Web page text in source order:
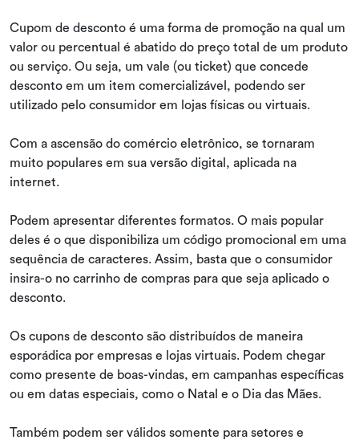
Cupom de desconto é uma forma de promoção na qual um
valor ou percentual é abatido do preço total de um produto
ou serviço. Ou seja, um vale (ou ticket) que concede
desconto em um item comercializável, podendo ser
utilizado pelo consumidor em lojas físicas ou virtuais.
Com a ascensão do comércio eletrônico, se tornaram
muito populares em sua versão digital, aplicada na
internet.
Podem apresentar diferentes formatos. O mais popular
deles é o que disponibiliza um código promocional em uma
sequência de caracteres. Assim, basta que o consumidor
insira-o no carrinho de compras para que seja aplicado o
desconto.
Os cupons de desconto são distribuídos de maneira
esporádica por empresas e lojas virtuais. Podem chegar
como presente de boas-vindas, em campanhas específicas
ou em datas especiais, como o Natal e o Dia das Mães.
Também podem ser válidos somente para setores e